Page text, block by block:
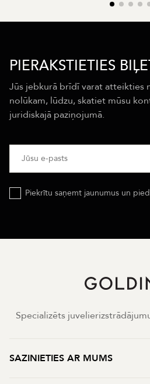
PIERAKSTIETIES
Jūs jebkurā brīdī varat atteikties
nolūkam, lūdzu, skatiet mūsu
juridiskajā paziņojumā.
Piekrītu saņemt jaunumus un
Specializēts
SAZINIETIES AR MUMS